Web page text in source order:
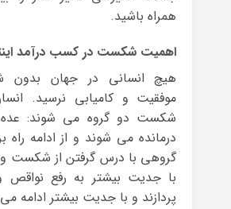
همراه باشید.
اهمیت شکست در کسب درآمد
هیچ انسانی در جهان
موفقیت و کامیابی نرسید.
شکست دو گروه می شوند: عده
درمانده می شوند و از ادامه راه
گروهی با درس گرفتن از شکست
با جدیت بیشتر به رفع نواقص
پردازند و با جدیت بیشتر ادامه